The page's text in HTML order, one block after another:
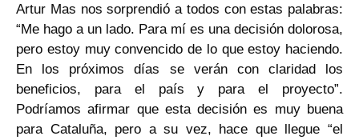
Artur Mas nos sorprendió a todos con estas palabras:
“Me hago a un lado. Para mí es una decisión dolorosa,
pero estoy muy convencido de lo que estoy haciendo.
En los próximos días se verán con claridad los
beneficios, para el país y para el proyecto”.
Podríamos afirmar que esta decisión es muy buena
para Cataluña, pero a su vez, hace que llegue “el